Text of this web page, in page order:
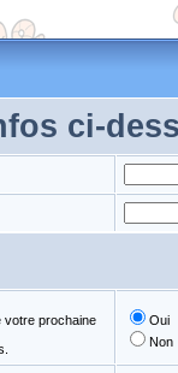
ci-
votre prochaine
Oui
Non